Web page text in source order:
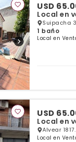
USD
Local en
Suipacha
1 baño
Local en
USD
Local en
Alvear
Local en